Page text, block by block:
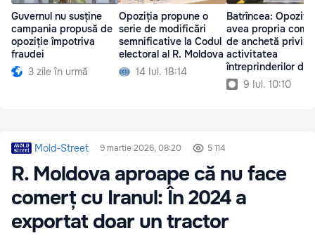
Guvernul nu susține
campania propusă de
opoziție împotriva
fraudei
3 zile în urmă
Opoziția propune o
serie de modificări
semnificative la Codul
electoral al R. Moldova
14 Iul. 18:14
Batrîncea:
avea propria
de anchetă privind
activitatea
întreprinderilor de
9 Iul. 10:10
Mold-Street 9 martie 2026, 08:20 5 114
R. Moldova aproape că nu face
comerț cu Iranul: În 2024 a
exportat doar un tractor